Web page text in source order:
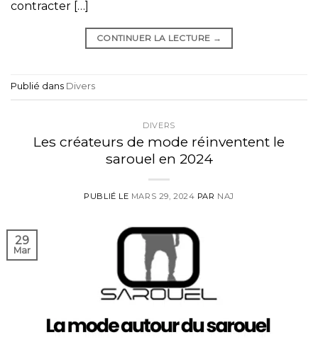
contracter […]
CONTINUER LA LECTURE →
Publié dans Divers
DIVERS
Les créateurs de mode réinventent le
sarouel en 2024
PUBLIÉ LE MARS 29, 2024 PAR NAJ
29
Mar